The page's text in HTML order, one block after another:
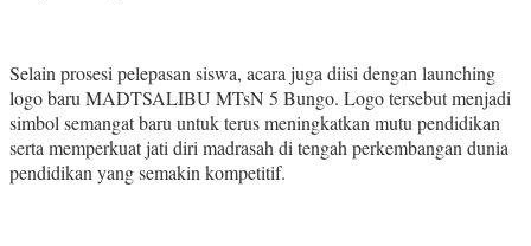
Selain prosesi pelepasan siswa, acara juga diisi dengan launching
logo baru MADTSALIBU MTsN 5 Bungo. Logo tersebut menjadi
simbol semangat baru untuk terus meningkatkan mutu pendidikan
serta memperkuat jati diri madrasah di tengah perkembangan dunia
pendidikan yang semakin kompetitif.